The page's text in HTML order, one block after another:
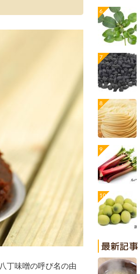
丁味噌の呼び名の由